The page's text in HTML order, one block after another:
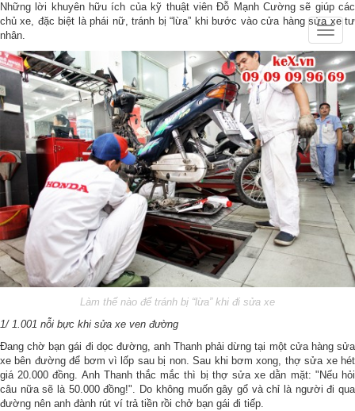
Những lời khuyên hữu ích của kỹ thuật viên Đỗ Mạnh Cường sẽ giúp các
chủ xe, đặc biệt là phái nữ, tránh bị “lừa” khi bước vào cửa hàng sửa xe tư
nhân.
Làm thế nào để tránh bị “lừa” khi đi sửa xe
1/ 1.001 nỗi bực khi sửa xe ven đường
Đang chờ bạn gái đi dọc đường, anh Thanh phải dừng tại một cửa hàng sửa
xe bên đường để bơm vì lốp sau bị non. Sau khi bơm xong, thợ sửa xe hét
giá 20.000 đồng. Anh Thanh thắc mắc thì bị thợ sửa xe dằn mặt: "Nếu hỏi
câu nữa sẽ là 50.000 đồng!". Do không muốn gây gổ và chỉ là người đi qua
đường nên anh đành rút ví trả tiền rồi chở bạn gái đi tiếp.
Toggle